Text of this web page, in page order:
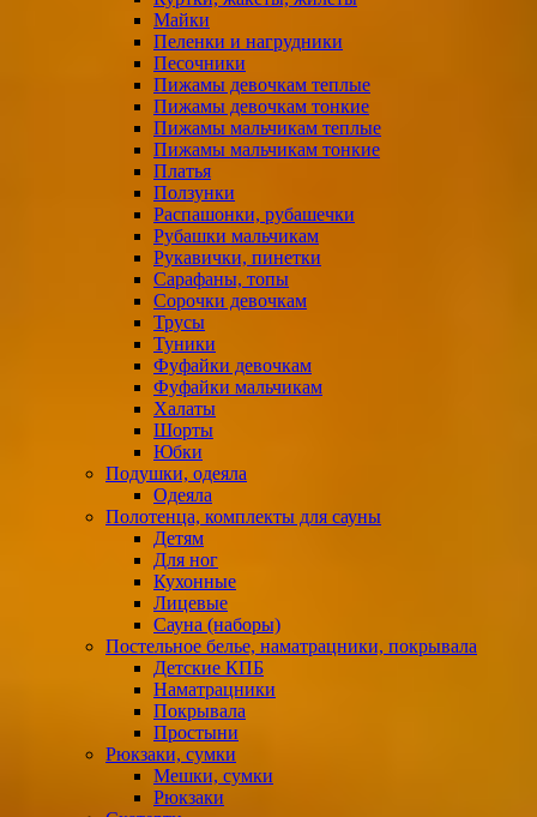
Майки
Пеленки и нагрудники
Песочники
Пижамы девочкам теплые
Пижамы девочкам тонкие
Пижамы мальчикам теплые
Пижамы мальчикам тонкие
Платья
Ползунки
Распашонки, рубашечки
Рубашки мальчикам
Рукавички, пинетки
Сарафаны, топы
Сорочки девочкам
Трусы
Туники
Фуфайки девочкам
Фуфайки мальчикам
Халаты
Шорты
Юбки
Подушки, одеяла
Одеяла
Полотенца, комплекты для сауны
Детям
Для ног
Кухонные
Лицевые
Сауна (наборы)
Постельное белье, наматрацники, покрывала
Детские КПБ
Наматрацники
Покрывала
Простыни
Рюкзаки, сумки
Мешки, сумки
Рюкзаки